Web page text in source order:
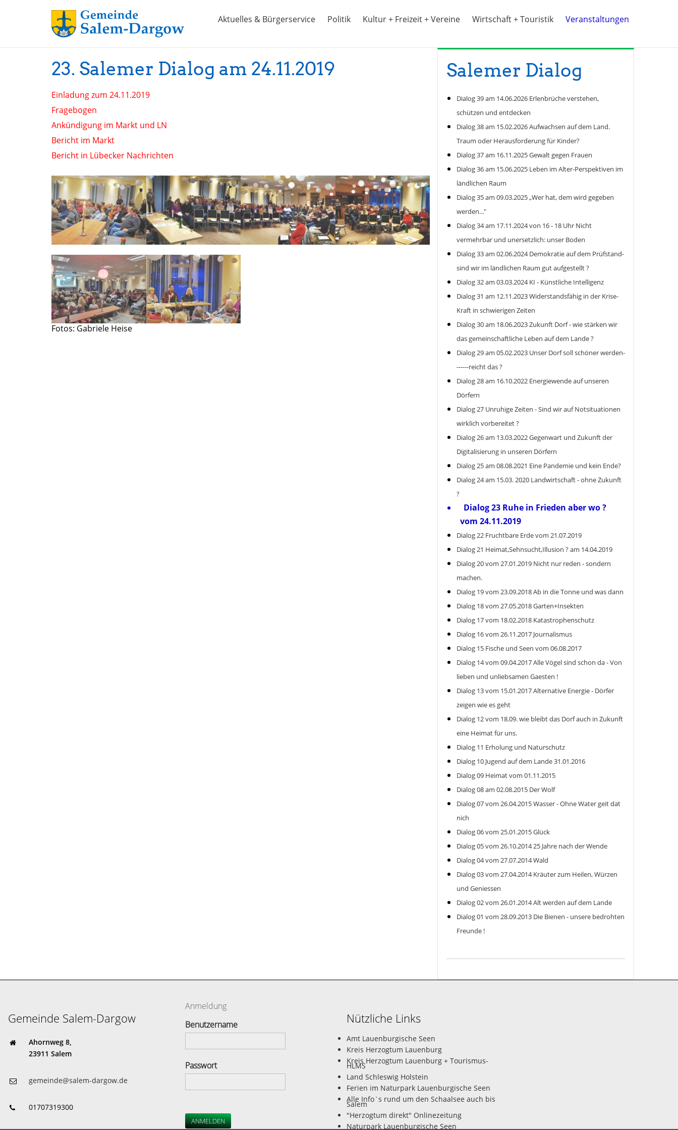
Aktuelles & Bürgerservice Politik Kultur + Freizeit + Vereine Wirtschaft + Touristik Veranstaltungen
23. Salemer Dialog am 24.11.2019
Einladung zum 24.11.2019
Fragebogen
Ankündigung im Markt und LN
Bericht im Markt
Bericht in Lübecker Nachrichten
Fotos: Gabriele Heise
Salemer Dialog
Dialog 39 am 14.06.2026 Erlenbrüche verstehen,
schützen und entdecken
Dialog 38 am 15.02.2026 Aufwachsen auf dem Land.
Traum oder Herausforderung für Kinder?
Dialog 37 am 16.11.2025 Gewalt gegen Frauen
Dialog 36 am 15.06.2025 Leben im Alter-Perspektiven im
ländlichen Raum
Dialog 35 am 09.03.2025 „Wer hat, dem wird gegeben
werden..."
Dialog 34 am 17.11.2024 von 16 - 18 Uhr Nicht
vermehrbar und unersetzlich: unser Boden
Dialog 33 am 02.06.2024 Demokratie auf dem Prüfstand-
sind wir im ländlichen Raum gut aufgestellt ?
Dialog 32 am 03.03.2024 KI - Künstliche Intelligenz
Dialog 31 am 12.11.2023 Widerstandsfähig in der Krise-
Kraft in schwierigen Zeiten
Dialog 30 am 18.06.2023 Zukunft Dorf - wie stärken wir
das gemeinschaftliche Leben auf dem Lande ?
Dialog 29 am 05.02.2023 Unser Dorf soll schöner werden-
------reicht das ?
Dialog 28 am 16.10.2022 Energiewende auf unseren
Dörfern
Dialog 27 Unruhige Zeiten - Sind wir auf Notsituationen
wirklich vorbereitet ?
Dialog 26 am 13.03.2022 Gegenwart und Zukunft der
Digitalisierung in unseren Dörfern
Dialog 25 am 08.08.2021 Eine Pandemie und kein Ende?
Dialog 24 am 15.03. 2020 Landwirtschaft - ohne Zukunft
?
Dialog 23 Ruhe in Frieden aber wo ?
vom 24.11.2019
Dialog 22 Fruchtbare Erde vom 21.07.2019
Dialog 21 Heimat,Sehnsucht,Illusion ? am 14.04.2019
Dialog 20 vom 27.01.2019 Nicht nur reden - sondern
machen.
Dialog 19 vom 23.09.2018 Ab in die Tonne und was dann
Dialog 18 vom 27.05.2018 Garten+Insekten
Dialog 17 vom 18.02.2018 Katastrophenschutz
Dialog 16 vom 26.11.2017 Journalismus
Dialog 15 Fische und Seen vom 06.08.2017
Dialog 14 vom 09.04.2017 Alle Vögel sind schon da - Von
lieben und unliebsamen Gaesten !
Dialog 13 vom 15.01.2017 Alternative Energie - Dörfer
zeigen wie es geht
Dialog 12 vom 18.09. wie bleibt das Dorf auch in Zukunft
eine Heimat für uns.
Dialog 11 Erholung und Naturschutz
Dialog 10 Jugend auf dem Lande 31.01.2016
Dialog 09 Heimat vom 01.11.2015
Dialog 08 am 02.08.2015 Der Wolf
Dialog 07 vom 26.04.2015 Wasser - Ohne Water geit dat
nich
Dialog 06 vom 25.01.2015 Glück
Dialog 05 vom 26.10.2014 25 Jahre nach der Wende
Dialog 04 vom 27.07.2014 Wald
Dialog 03 vom 27.04.2014 Kräuter zum Heilen, Würzen
und Geniessen
Dialog 02 vom 26.01.2014 Alt werden auf dem Lande
Dialog 01 vom 28.09.2013 Die Bienen - unsere bedrohten
Freunde !
Gemeinde Salem-Dargow
Ahornweg 8,
23911 Salem
gemeinde@salem-dargow.de
01707319300
Anmeldung
Benutzername
Passwort
ANMELDEN
Nützliche Links
Amt Lauenburgische Seen
Kreis Herzogtum Lauenburg
Kreis Herzogtum Lauenburg + Tourismus-
HLMS
Land Schleswig Holstein
Ferien im Naturpark Lauenburgische Seen
Alle Info`s rund um den Schaalsee auch bis
Salem
"Herzogtum direkt" Onlinezeitung
Naturpark Lauenburgische Seen